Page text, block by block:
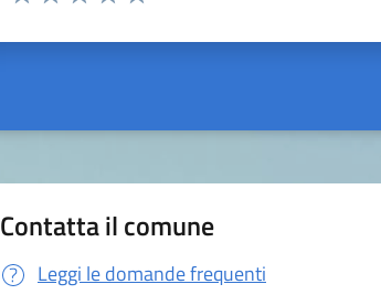
Contatta il comune
Leggi le domande frequenti